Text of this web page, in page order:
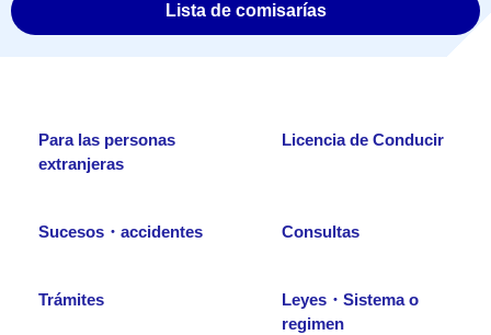
Lista de comisarías
Para las personas
extranjeras
Licencia de Conducir
Sucesos・accidentes Consultas
Trámites
Leyes・Sistema o
regimen